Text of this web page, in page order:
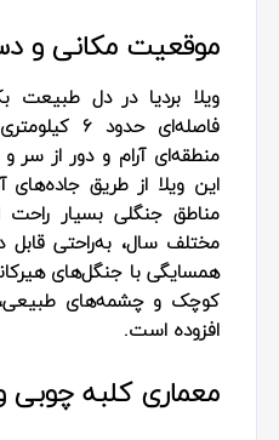
موقعیت مکانی و
ویلا بردیا در دل طبیعت
فاصله‌ای
منطقه‌ای آرام و دور از سر
این ویلا از طریق
مناطق جنگلی بسیار
مختلف سال، به‌راحتی
همسایگی با جنگل‌های
کوچک و چشمه‌های طبیعی،
افزوده است.
معماری کلبه